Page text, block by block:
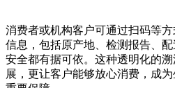
消费者或机构客户可通过扫码等
信息，包括原产地、检测报告、
安全都有据可依。这种透明化的
展，更让客户能够放心消费，成